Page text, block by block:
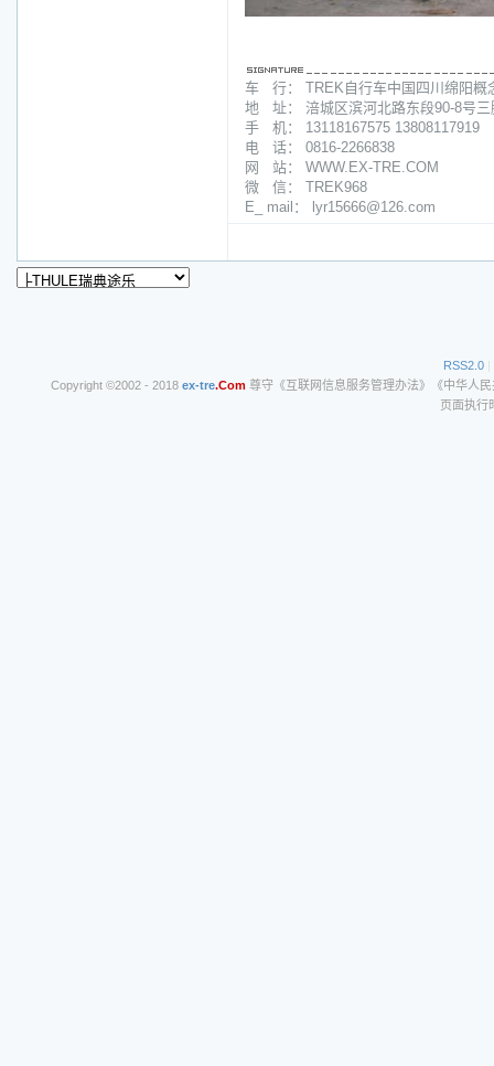
车 行： TREK自行车中国四川绵阳概
地 址： 涪城区滨河北路东段90-8号三
手 机： 13118167575 13808117919
电 话： 0816-2266838
网 站： WWW.EX-TRE.COM
微 信： TREK968
E_ mail： lyr15666@126.com
RSS2.0 |
Copyright ©2002 - 2018 ex-tre.Com尊守《互联网信息服务管理办法》《中华人
页面执行